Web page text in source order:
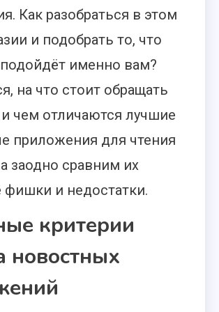
Как разобраться в этом
и подобрать то, что
именно вам?
на что стоит обращать
чем отличаются лучшие
приложения для чтения
заодно сравним их
и недостатки.
критерии
новостных